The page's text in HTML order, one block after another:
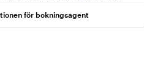
för bokningsagent